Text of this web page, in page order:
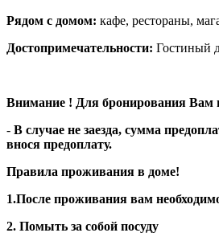
Рядом с домом: кафе, рестораны,
Достопримечательности: Гостиный
Внимание ! Для бронирования Вам
- В случае не заезда, сумма
внося предоплату.
Правила проживания в доме!
1.После проживания вам
2. Помыть за собой посуду